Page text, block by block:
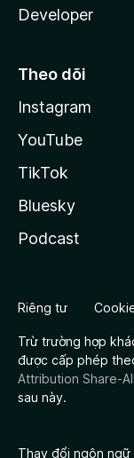
Developer
Theo dõi
Instagram
YouTube
TikTok
Bluesky
Podcast
Riêng tư
Trừ trường hợp
được cấp phép
Attribution Share-
sau này.
Thay đổi ngôn ngữ